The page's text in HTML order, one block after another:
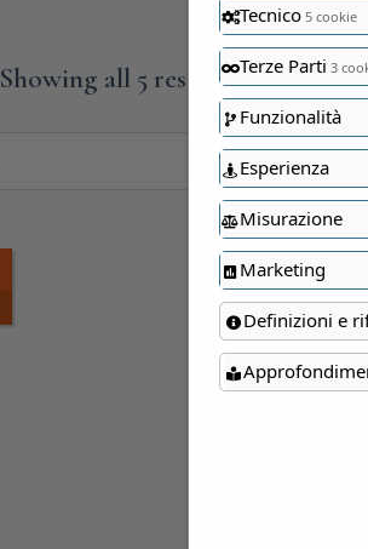
Showing all 5 results
Tecnico 5 cookie
Terze Parti 3
Funzionalità
Esperienza
Misurazione
Marketing
Definizioni e